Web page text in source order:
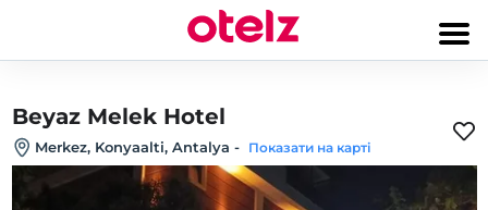
Beyaz Melek Hotel
Merkez, Konyaalti, Antalya - Показати на карті